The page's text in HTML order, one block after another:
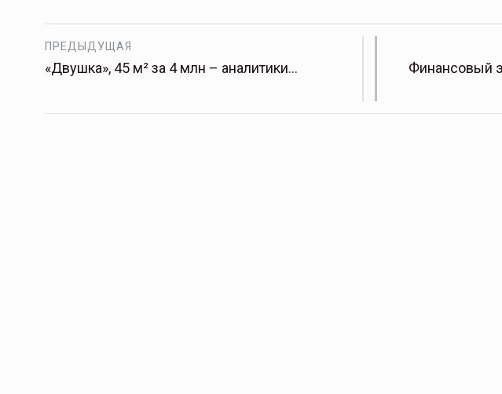
ПРЕДЫДУЩАЯ
«Двушка», 45 м² за 4 млн – аналитики…
Финансовый